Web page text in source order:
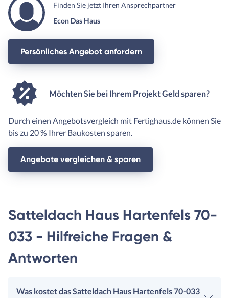
Finden Sie jetzt Ihren Ansprechpartner
Econ Das Haus
Persönliches Angebot anfordern
Möchten Sie bei Ihrem Projekt Geld sparen?
Durch einen Angebotsvergleich mit Fertighaus.de können Sie
bis zu 20 % Ihrer Baukosten sparen.
Angebote vergleichen & sparen
Satteldach Haus Hartenfels 70-
033 - Hilfreiche Fragen &
Antworten
Was kostet das Satteldach Haus Hartenfels 70-033